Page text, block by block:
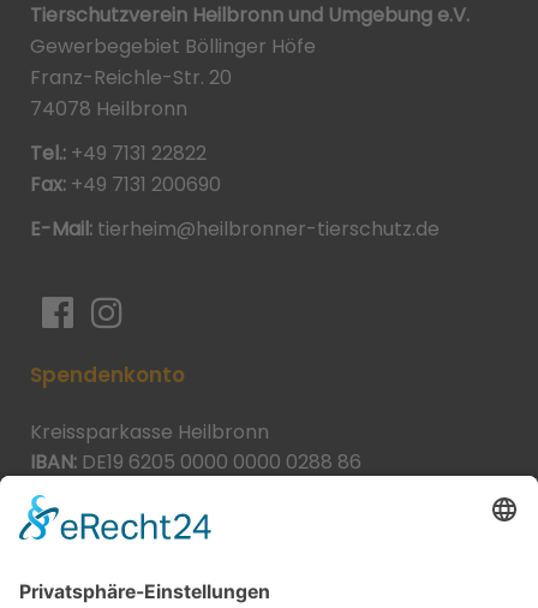
Tierschutzverein Heilbronn und Umgebung e.V.
Gewerbegebiet Böllinger Höfe
Franz-Reichle-Str. 20
74078 Heilbronn
Tel.: +49 7131 22822
Fax: +49 7131 200690
E-Mail: tierheim@heilbronner-tierschutz.de
Spendenkonto
Kreissparkasse Heilbronn
IBAN: DE19 6205 0000 0000 0288 86
BIC:
Spende direkt via PayPal